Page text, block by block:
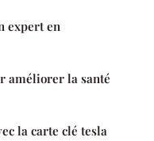
expert en
améliorer la santé
la carte clé tesla